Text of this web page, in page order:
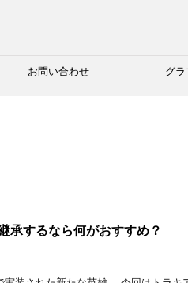
お問い合わせ グ
承するなら何がおすすめ？